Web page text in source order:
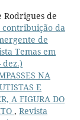
Rodrigues de
contribuição da
de
Temas em
dez.)
NA
E
A FIGURA DO
, Revista